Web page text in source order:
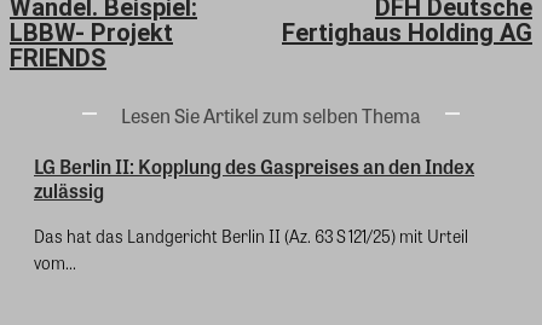
Wandel. Beispiel:
LBBW- Projekt
FRIENDS
DFH Deutsche
Fertighaus Holding AG
Lesen Sie Artikel zum selben Thema
LG Berlin II: Kopplung des Gaspreises an den Index
zulässig
Das hat das Landgericht Berlin II (Az. 63 S 121/25) mit Urteil
vom...